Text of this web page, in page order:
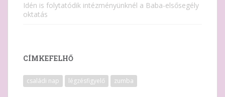
Idén is folytatódik intézményünknél a Baba-elsősegély
oktatás
CÍMKEFELHŐ
családi nap légzésfigyelő zumba